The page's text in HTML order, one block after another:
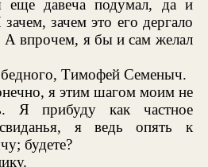
давеча подумал, да и
зачем это его дергало
А впрочем, я бы и сам желал
Тимофей Семеныч.
я этим шагом моим не
Я прибуду как частное
я ведь опять к
будете?